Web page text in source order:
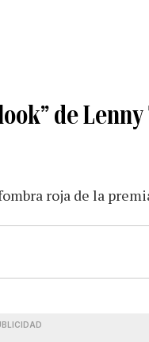
de Lenny
roja de la